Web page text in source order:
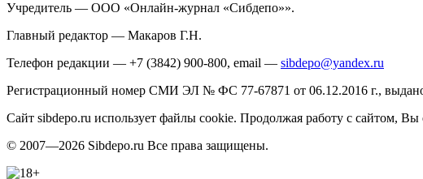
Учредитель — ООО «Онлайн-журнал «Сибдепо»».
Главный редактор — Макаров Г.Н.
Телефон редакции — +7 (3842) 900-800, email — sibdepo@yandex.ru
Регистрационный номер СМИ ЭЛ № ФС 77-67871 от 06.12.2016 г.,
Сайт sibdepo.ru использует файлы cookie. Продолжая работу с сайтом,
© 2007—2026 Sibdepo.ru Все права защищены.